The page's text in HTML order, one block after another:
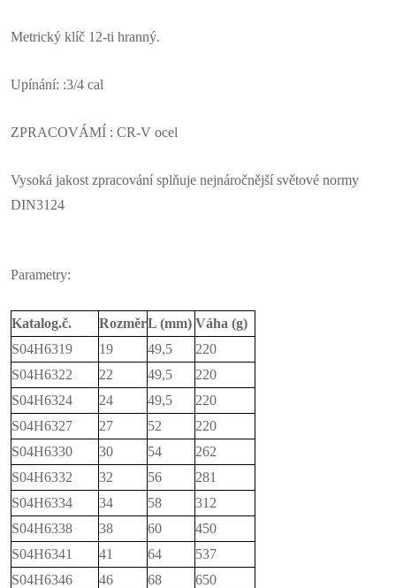
Metrický klíč 12-ti hranný.
Upínání: :3/4 cal
ZPRACOVÁMÍ : CR-V ocel
Vysoká jakost zpracování splňuje nejnáročnější světové normy
DIN3124
Parametry:
Katalog.č. RozměrL (mm) Váha (g)
S04H6319
19 49,5
220
S04H6322
22 49,5
220
S04H6324
24 49,5
220
S04H6327
27 52
220
S04H6330
30 54
262
S04H6332
32 56
281
S04H6334
34 58
312
S04H6338
38 60
450
S04H6341
41 64
537
S04H6346
46 68
650